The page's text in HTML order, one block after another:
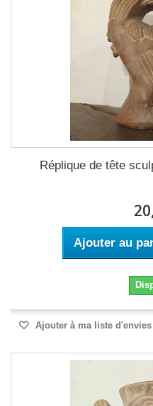
Réplique de tête
Ajouter au
Ajouter à ma liste d'envies